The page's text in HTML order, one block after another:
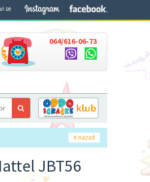
se
064/616-06-73
nazad
JBT56